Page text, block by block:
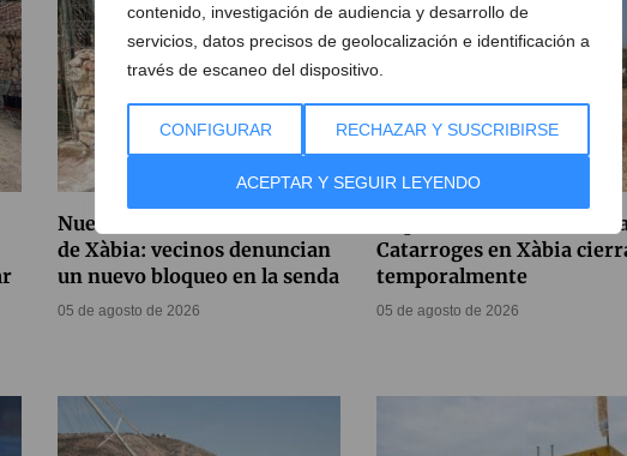
contenido, investigación de audiencia y desarrollo de
servicios, datos precisos de geolocalización e identificación a
través de escaneo del dispositivo.
CONFIGURAR RECHAZAR Y SUSCRIBIRSE
ACEPTAR Y SEGUIR LEYENDO
Nuevo cierre en el Portitxol
de Xàbia: vecinos denuncian
un nuevo bloqueo en la senda
05 de agosto de 2026
La planta de
Catarroges en Xàbia
temporalmente
05 de agosto de 2026